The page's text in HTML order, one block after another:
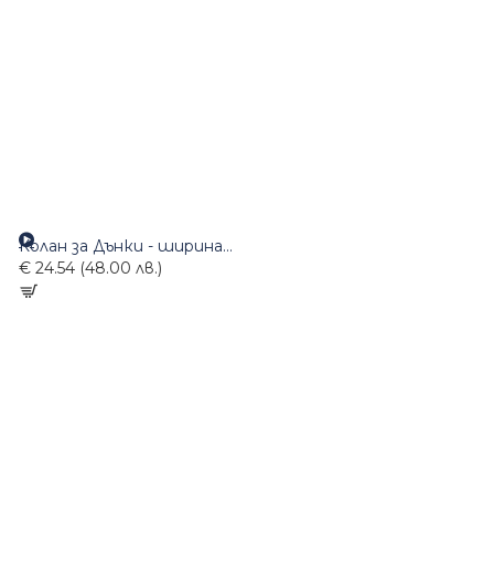
Колан за Дънки - ширина 40мм - 57sк
€ 24.54 (48.00 лв.)